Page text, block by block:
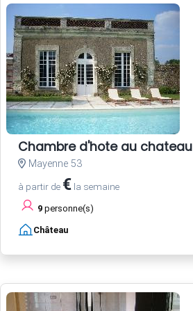
Chambre d'hote au chateau
Mayenne 53
à partir de € la semaine
9 personne(s)
Château